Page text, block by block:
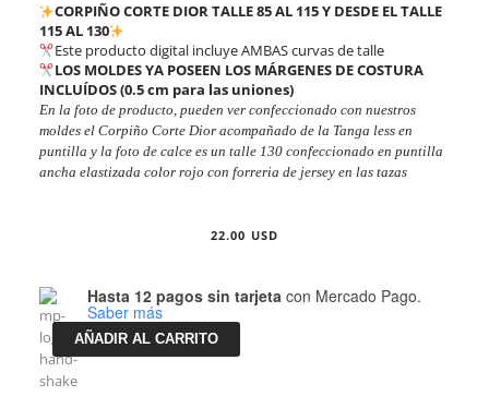
CORPIÑO CORTE DIOR TALLE 85 AL 115Y DESDE EL TALLE
115 AL 130
Este producto digital incluye AMBAS curvas de talle
LOS MOLDES YA POSEEN LOS MÁRGENES DE COSTURA
INCLUÍDOS (0.5 cm para las uniones)
En la foto de producto, pueden ver confeccionado con nuestros
moldes el Corpiño Corte Dior acompañado de la Tanga less en
puntilla y la foto de calce es un talle 130 confeccionado en puntilla
ancha elastizada color rojo con forreria de jersey en las tazas
22.00 USD
Hasta 12 pagos sin tarjetacon Mercado Pago.
Saber más
imprimible
Corpiño
corte
Dior
(Curva
AÑADIR AL CARRITO